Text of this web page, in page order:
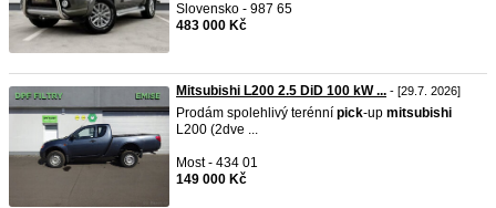
Slovensko - 987 65
483 000 Kč
Mitsubishi L200 2.5 DiD 100 kW ... - [29.7. 2026]
Prodám spolehlivý terénní pick-up mitsubishi
L200 (2dve ...
Most - 434 01
149 000 Kč